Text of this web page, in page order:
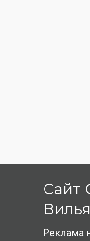
Сайт
Реклама